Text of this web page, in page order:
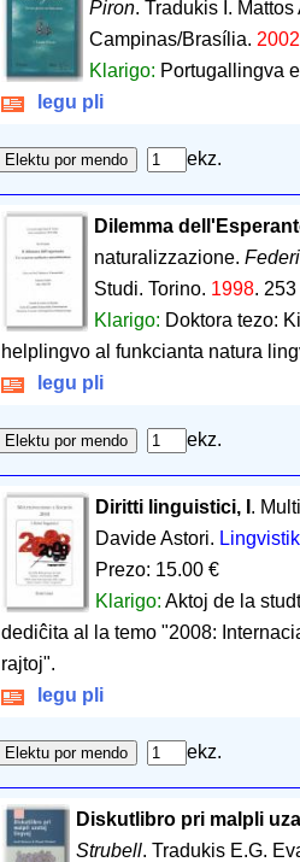
Piron. Tradukis I.
Campinas/Brasília. 2002
Klarigo: Portugallingva
legu pli
ekz.
Dilemma
naturalizzazione.
Studi. Torino. 1998.
Klarigo: Doktora tezo:
helplingvo al funkcianta natura
legu pli
ekz.
Diritti linguistici, I .
Davide Astori.
Prezo: 15.00 €
Klarigo: Aktoj de la
dediĉita al la temo "2008:
rajtoj".
legu pli
ekz.
Diskutlibro pri malpli
Strubell. Tradukis E.G.